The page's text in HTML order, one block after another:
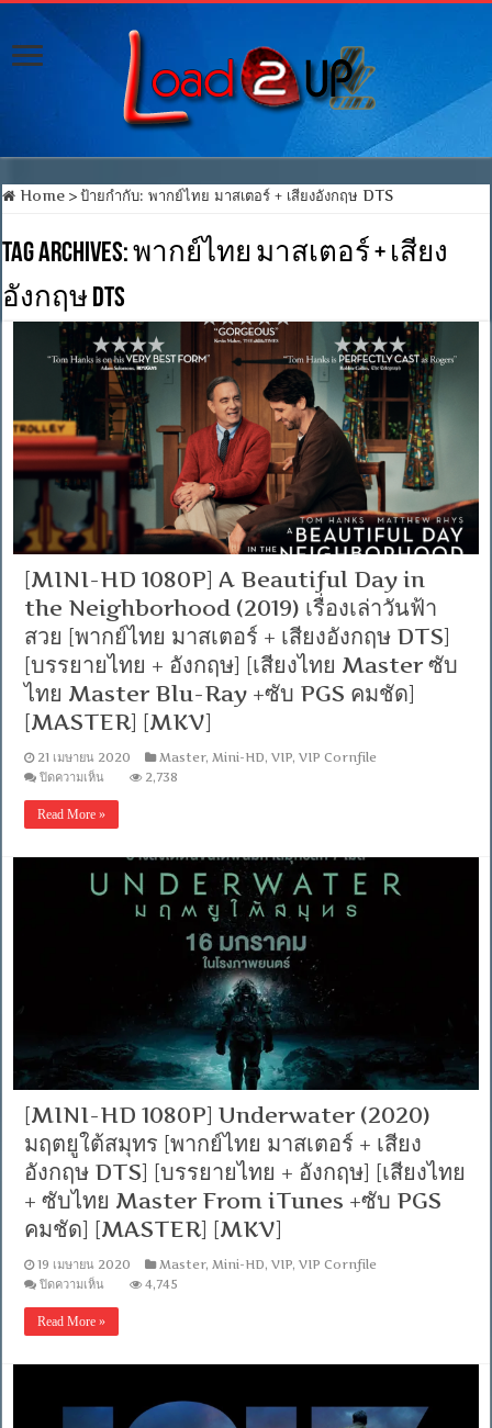
Home > ป้ายกำกับ:พากย์ไทย มาสเตอร์ + เสียงอังกฤษ DTS
Tag Archives:พากย์ไทย มาสเตอร์ + เสียง
อังกฤษ DTS
[MINI-HD 1080P] A Beautiful Day in
the Neighborhood (2019) เรื่องเล่าวันฟ้า
สวย [พากย์ไทย มาสเตอร์ + เสียงอังกฤษ DTS]
[บรรยายไทย + อังกฤษ] [เสียงไทย Master ซับ
ไทย Master Blu-Ray +ซับ PGS คมชัด]
[MASTER] [MKV]
21 เมษายน 2020 Master, Mini-HD,VIP,VIP Cornfile
ปิดความเห็น
1080P]
Beautiful
Day
the
Neighborhood
สวย
[พากย์
มาสเตอร์
+
เสียง
อังกฤษ
DTS]
[บรรยาย
ไทย
อังกฤษ]
ไทย
Master
ซับ
ไทย
PGS
2,738
Read More »
[MINI-HD 1080P] Underwater (2020)
มฤตยูใต้สมุทร [พากย์ไทย มาสเตอร์ + เสียง
อังกฤษ DTS] [บรรยายไทย + อังกฤษ] [เสียงไทย
+ ซับไทย Master From iTunes +ซับ PGS
คมชัด] [MASTER] [MKV]
19 เมษายน 2020 Master, Mini-HD,VIP,VIP Cornfile
ปิดความเห็น
1080P]
(2020)
สมุทร
4,745
Read More »